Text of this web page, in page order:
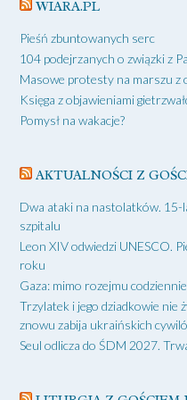
WIARA.PL
Pieśń zbuntowanych serc
104 podejrzanych o związki z
Masowe protesty na marszu z
Księga z objawieniami
Pomysł na wakacje?
AKTUALNOŚCI Z
Dwa ataki na nastolatków. 15-
szpitalu
Leon XIV odwiedzi UNESCO.
roku
Gaza: mimo rozejmu
Trzylatek i jego dziadkowie nie
znowu zabija ukraińskich
Seul odlicza do ŚDM 2027.